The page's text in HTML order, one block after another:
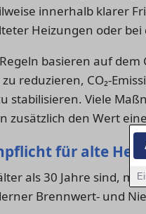
innerhalb klarer
Heizungen oder
basieren auf dem
reduzieren, CO₂-
stabilisieren. Viele
zusätzlich den Wert
für alte
als 30 Jahre sind,
Brennwert- und